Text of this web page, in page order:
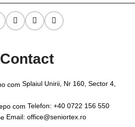
Contact
Splaiul Unirii, Nr 160, Sector 4,
Telefon: +40 0722 156 550
Email: office@seniortex.ro